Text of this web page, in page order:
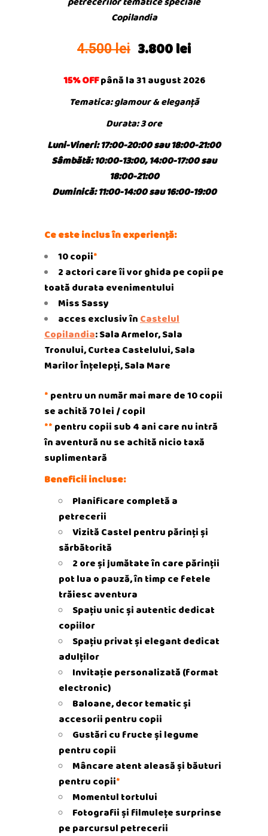
Copilandia
4.500 lei 3.800 lei
15% OFFpână la 31 august 2026
Tematica: glamour & eleganță
Durata: 3 ore
Luni-Vineri: 17:00-20:00 sau 18:00-21:00
Sâmbătă: 10:00-13:00, 14:00-17:00 sau
18:00-21:00
Duminică: 11:00-14:00 sau 16:00-19:00
Ce este inclus în experiență:
10 copii*
2 actori care îi vor ghida pe copii pe
toată durata evenimentului
Miss Sassy
acces exclusiv în Castelul
Copilandia: Sala Armelor, Sala
Tronului, Curtea Castelului, Sala
Marilor Înțelepți, Sala Mare
* pentru un număr mai mare de 10 copii
se achită 70 lei / copil
** pentru copii sub 4 ani care nu intră
în aventură nu se achită nicio taxă
suplimentară
Beneficii incluse:
Planificare completă a
petrecerii
Vizită Castel pentru părinți și
sărbătorită
2 ore și jumătate în care părinții
pot lua o pauză, în timp ce fetele
trăiesc aventura
Spațiu unic și autentic dedicat
copiilor
Spațiu privat și elegant dedicat
adulților
Invitație personalizată (format
electronic)
Baloane, decor tematic și
accesorii pentru copii
Gustări cu fructe și legume
pentru copii
Mâncare atent aleasă și băuturi
pentru copii*
Momentul tortului
Fotografii și filmulețe surprinse
pe parcursul petrecerii